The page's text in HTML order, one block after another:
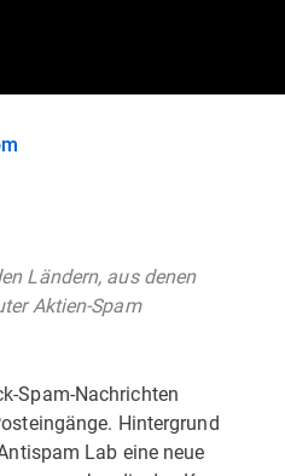
Ländern, aus denen
Aktien-Spam
Spam-Nachrichten
Hintergrund
Lab eine neue